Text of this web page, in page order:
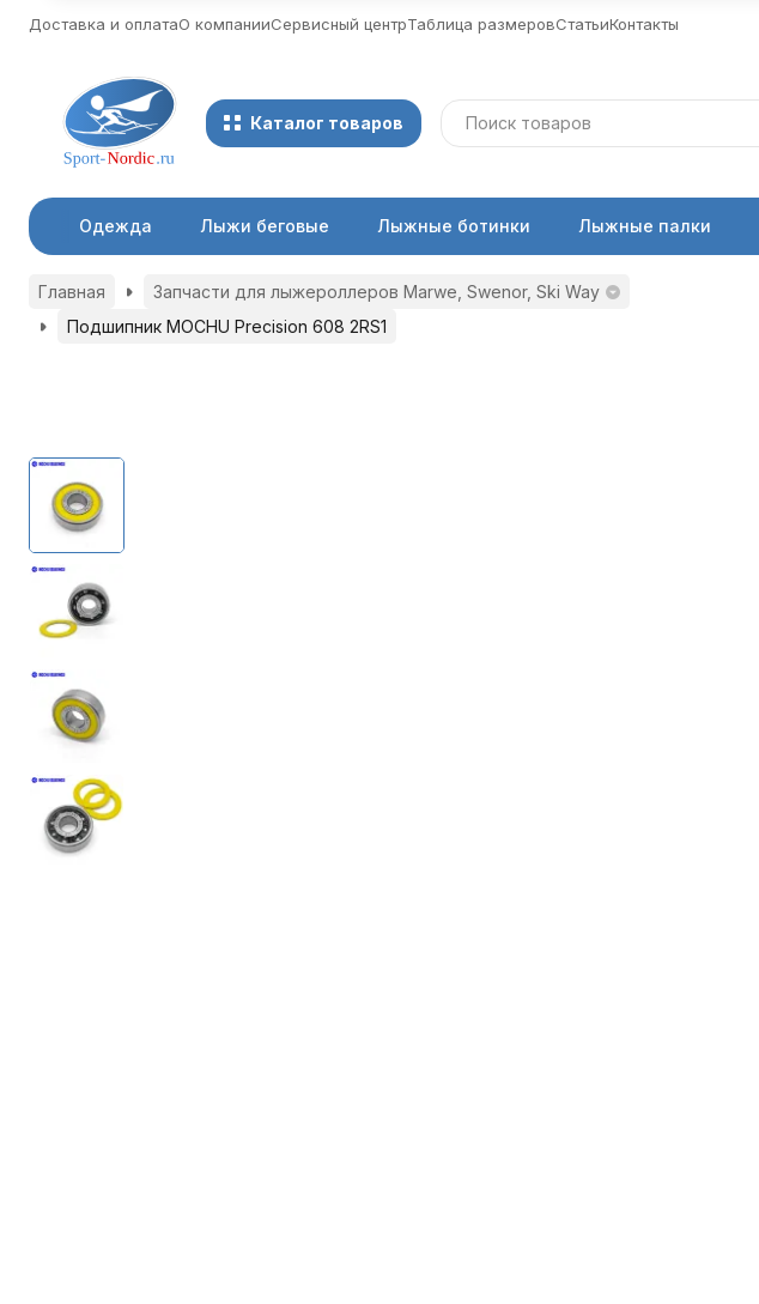
Доставка и оплатаО компанииСервисный центрТаблица размеровСтатьиКонтакты
Каталог товаров
Одежда Лыжи беговые Лыжные ботинки Лыжные палки
Главная
Запчасти для лыжероллеров Marwe, Swenor, Ski Way
Подшипник MOCHU Precision 608 2RS1